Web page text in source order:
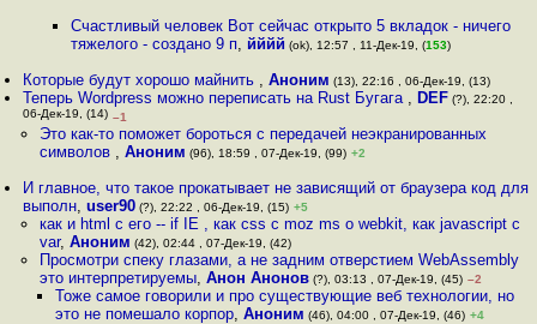
Счастливый человек Вот сейчас открыто 5 вкладок - ничего
тяжелого - создано 9 п, йййй (ok), 12:57 , 11-Дек-19, (153)
Которые будут хорошо майнить ,Аноним (13), 22:16 , 06-Дек-19, (13)
Теперь Wordpress можно переписать на Rust Бугага , DEF (?), 22:20 ,
06-Дек-19, (14) –1
Это как-то поможет бороться с передачей неэкранированных
символов , Аноним (96), 18:59 , 07-Дек-19, (99) +2
И главное, что такое прокатывает не зависящий от браузера код для
выполн,user90 (?), 22:22 , 06-Дек-19, (15) +5
как и html с его -- if IE , как css с moz ms o webkit, как javascript с
var, Аноним (42), 02:44 , 07-Дек-19, (42)
Просмотри спеку глазами, а не задним отверстием WebAssembly
это интерпретируемы, Анон Анонов(?), 03:13 , 07-Дек-19, (45) –2
Тоже самое говорили и про существующие веб технологии, но
это не помешало корпор, Аноним (46), 04:00 , 07-Дек-19, (46) +4